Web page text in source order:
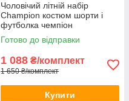
Чоловічий літній набір
Champion костюм шорти і
футболка чемпіон
Готово до відправки
1 088 ₴/комплект
1 650 ₴/комплект
Купити